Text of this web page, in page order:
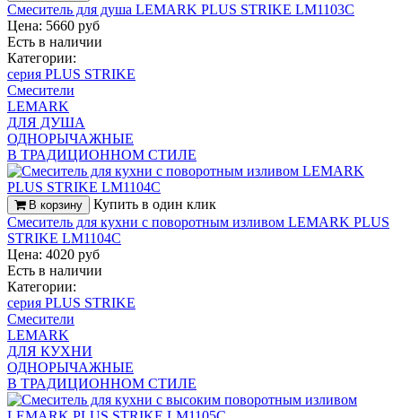
Смеситель для душа LEMARK PLUS STRIKE LM1103C
Цена: 5660 руб
Есть в наличии
Категории:
серия PLUS STRIKE
Смесители
LEMARK
ДЛЯ ДУША
ОДНОРЫЧАЖНЫЕ
В ТРАДИЦИОННОМ СТИЛЕ
В корзину
Купить в один клик
Смеситель для кухни с поворотным изливом LEMARK PLUS
STRIKE LM1104C
Цена: 4020 руб
Есть в наличии
Категории:
серия PLUS STRIKE
Смесители
LEMARK
ДЛЯ КУХНИ
ОДНОРЫЧАЖНЫЕ
В ТРАДИЦИОННОМ СТИЛЕ